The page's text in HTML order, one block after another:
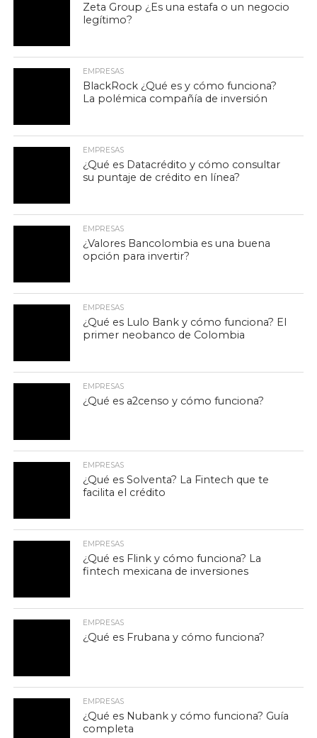
Zeta Group ¿Es una estafa o un negocio
legítimo?
EMPRESAS
BlackRock ¿Qué es y cómo funciona?
La polémica compañía de inversión
EMPRESAS
¿Qué es Datacrédito y cómo consultar
su puntaje de crédito en línea?
EMPRESAS
¿Valores Bancolombia es una buena
opción para invertir?
EMPRESAS
¿Qué es Lulo Bank y cómo funciona? El
primer neobanco de Colombia
EMPRESAS
¿Qué es a2censo y cómo funciona?
EMPRESAS
¿Qué es Solventa? La Fintech que te
facilita el crédito
EMPRESAS
¿Qué es Flink y cómo funciona? La
fintech mexicana de inversiones
EMPRESAS
¿Qué es Frubana y cómo funciona?
EMPRESAS
¿Qué es Nubank y cómo funciona? Guía
completa